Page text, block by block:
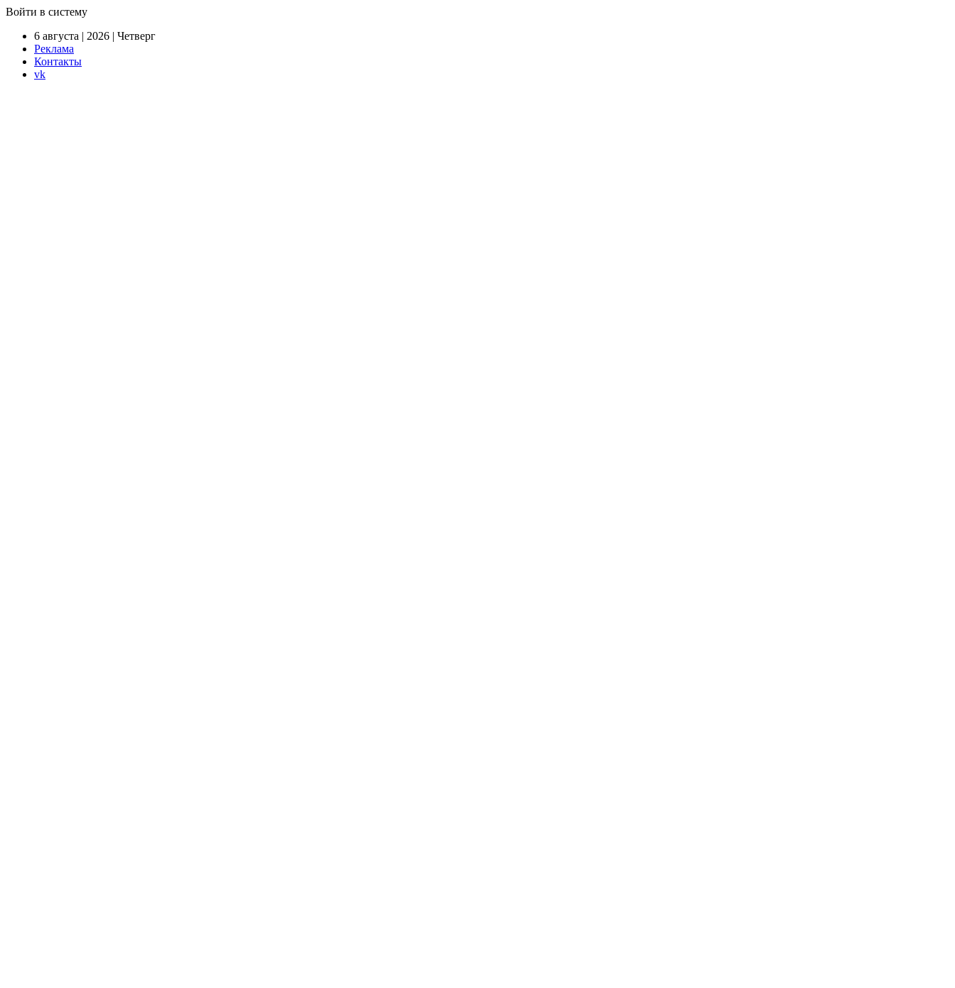
Войти в систему
6 августа | 2026 | Четверг
Реклама
Контакты
vk